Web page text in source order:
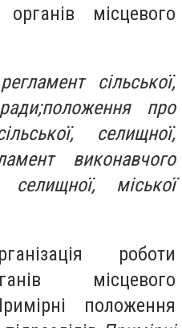
органів місцевого
сільської,
положення про
селищної,
виконавчого
селищної, міської
роботи
місцевого
положення